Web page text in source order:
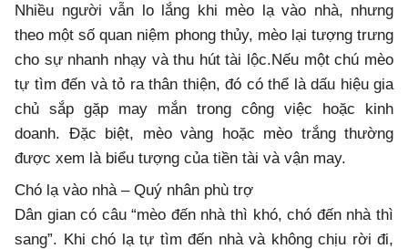
Nhiều người vẫn lo lắng khi mèo lạ vào nhà, nhưng
theo một số quan niệm phong thủy, mèo lại tượng trưng
cho sự nhanh nhạy và thu hút tài lộc.Nếu một chú mèo
tự tìm đến và tỏ ra thân thiện, đó có thể là dấu hiệu gia
chủ sắp gặp may mắn trong công việc hoặc kinh
doanh. Đặc biệt, mèo vàng hoặc mèo trắng thường
được xem là biểu tượng của tiền tài và vận may.
Chó lạ vào nhà – Quý nhân phù trợ
Dân gian có câu “mèo đến nhà thì khó, chó đến nhà thì
sang”. Khi chó lạ tự tìm đến nhà và không chịu rời đi,